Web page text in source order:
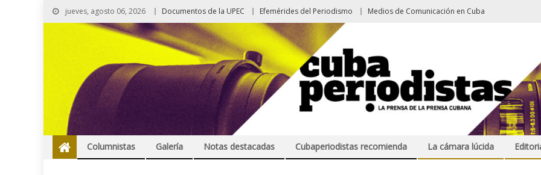
jueves, agosto 06, 2026 Documentos de la UPEC Efemérides del Periodismo Medios de Comunicación en Cuba
Columnistas Galería Notas destacadas Cubaperiodistas recomienda La cámara lúcida